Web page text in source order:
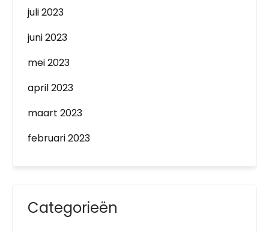
juli 2023
juni 2023
mei 2023
april 2023
maart 2023
februari 2023
Categorieën